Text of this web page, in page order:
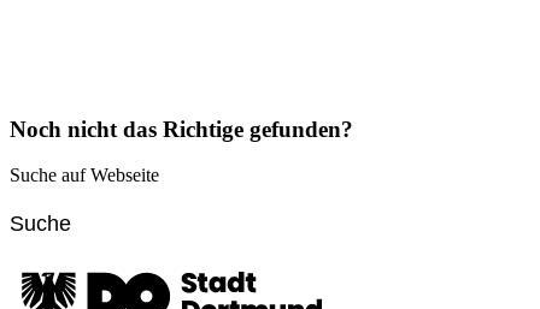
Noch nicht das Richtige gefunden?
Suche auf Webseite